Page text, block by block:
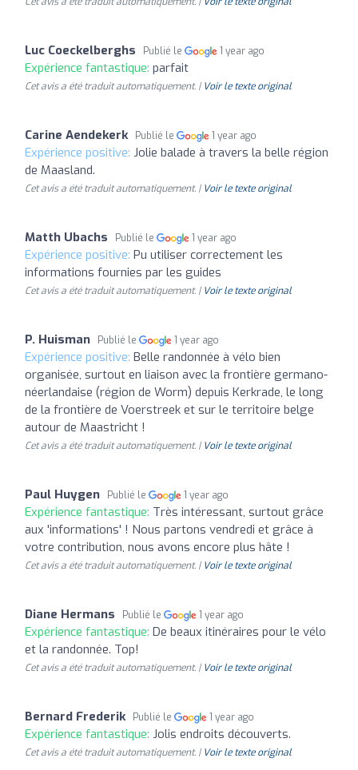
Luc Coeckelberghs Publié le 1 year ago
Expérience fantastique: parfait
Cet avis a été traduit automatiquement. | Voir le texte original
Carine Aendekerk Publié le 1 year ago
Expérience positive: Jolie balade à travers la belle région
de Maasland.
Cet avis a été traduit automatiquement. | Voir le texte original
Matth Ubachs Publié le 1 year ago
Expérience positive: Pu utiliser correctement les
informations fournies par les guides
Cet avis a été traduit automatiquement. | Voir le texte original
P. Huisman Publié le 1 year ago
Expérience positive: Belle randonnée à vélo bien
organisée, surtout en liaison avec la frontière germano-
néerlandaise (région de Worm) depuis Kerkrade, le long
de la frontière de Voerstreek et sur le territoire belge
autour de Maastricht !
Cet avis a été traduit automatiquement. | Voir le texte original
Paul Huygen Publié le 1 year ago
Expérience fantastique: Très intéressant, surtout grâce
aux 'informations' ! Nous partons vendredi et grâce à
votre contribution, nous avons encore plus hâte !
Cet avis a été traduit automatiquement. | Voir le texte original
Diane Hermans Publié le 1 year ago
Expérience fantastique: De beaux itinéraires pour le vélo
et la randonnée. Top!
Cet avis a été traduit automatiquement. | Voir le texte original
Bernard Frederik Publié le 1 year ago
Expérience fantastique: Jolis endroits découverts.
Cet avis a été traduit automatiquement. | Voir le texte original